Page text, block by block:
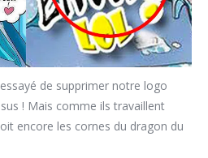
de supprimer notre logo
! Mais comme ils travaillent
encore les cornes du dragon du